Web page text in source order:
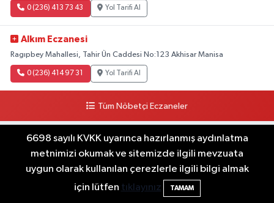
0 (236) 413 73 43 Yol Tarifi Al
Alkım Eczanesi
Ragıpbey Mahallesi, Tahir Ün Caddesi No:123 Akhisar Manisa
0 (236) 414 97 31 Yol Tarifi Al
Tüm Nöbetçi Eczaneler
Vitrindeki Firmalar
6698 sayılı KVKK uyarınca hazırlanmış aydınlatma
metnimizi okumak ve sitemizde ilgili mevzuata
uygun olarak kullanılan çerezlerle ilgili bilgi almak
için lütfen tıklayınız TAMAM